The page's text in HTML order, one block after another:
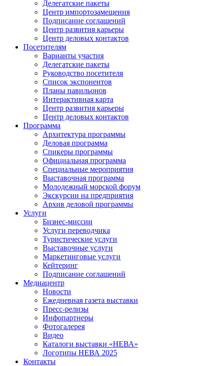
Делегатские пакеты
Центр импортозамещения
Подписание соглашений
Центр развития карьеры
Центр деловых контактов
Посетителям
Варианты участия
Делегатские пакеты
Руководство посетителя
Список экспонентов
Планы павильонов
Интерактивная карта
Центр развития карьеры
Центр деловых контактов
Программа
Архитектура программы
Деловая программа
Спикеры программы
Официальная программа
Специальные мероприятия
Выставочная программа
Молодежный морской форум
Экскурсии на предприятия
Архив деловой программы
Услуги
Бизнес-миссии
Услуги переводчика
Туристические услуги
Выставочные услуги
Маркетинговые услуги
Кейтеринг
Подписание соглашений
Медиацентр
Новости
Ежедневная газета выставки
Пресс-релизы
Инфопартнеры
Фотогалерея
Видео
Каталоги выставки «НЕВА»
Логотипы НЕВА 2025
Контакты